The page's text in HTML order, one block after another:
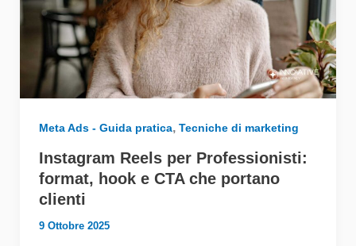
Meta Ads - Guida pratica, Tecniche di marketing
Instagram Reels per Professionisti:
format, hook e CTA che portano
clienti
9 Ottobre 2025